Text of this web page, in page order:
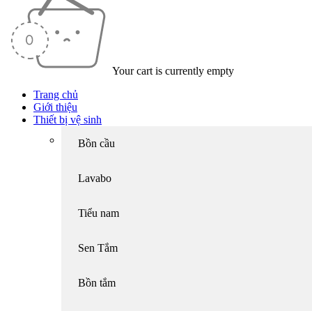
Your cart is currently empty
Trang chủ
Giới thiệu
Thiết bị vệ sinh
Bồn cầu
Lavabo
Tiểu nam
Sen Tắm
Bồn tắm